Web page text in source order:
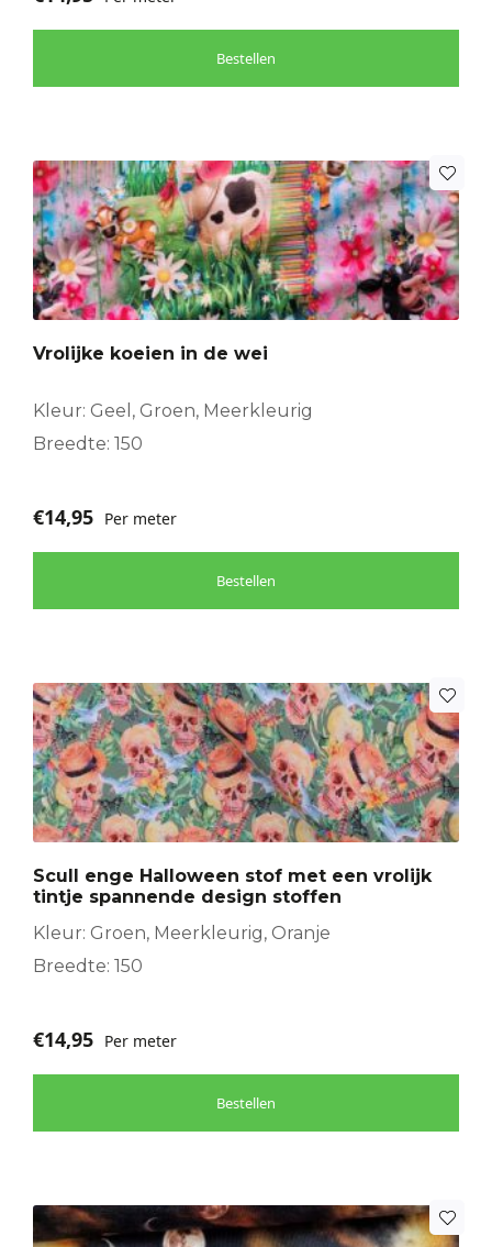
Bestellen
Vrolijke koeien in de wei
Kleur: Geel, Groen, Meerkleurig
Breedte: 150
€14,95 Per meter
Bestellen
Scull enge Halloween stof met een vrolijk
tintje spannende design stoffen
Kleur: Groen, Meerkleurig, Oranje
Breedte: 150
€14,95 Per meter
Bestellen